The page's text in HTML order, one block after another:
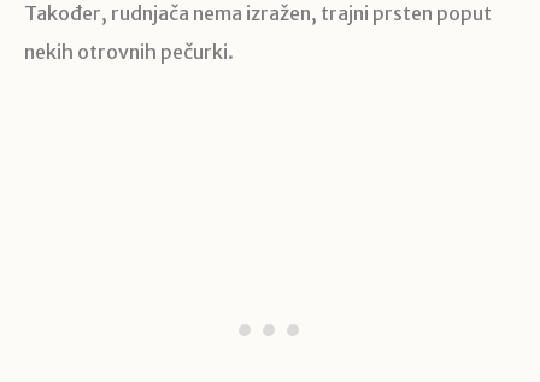
Također, rudnjača nema izražen, trajni prsten poput
nekih otrovnih pečurki.